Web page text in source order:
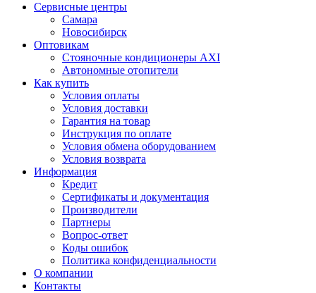
Сервисные центры
Самара
Новосибирск
Оптовикам
Стояночные кондиционеры AXI
Автономные отопители
Как купить
Условия оплаты
Условия доставки
Гарантия на товар
Инструкция по оплате
Условия обмена оборудованием
Условия возврата
Информация
Кредит
Сертификаты и документация
Производители
Партнеры
Вопрос-ответ
Коды ошибок
Политика конфиденциальности
О компании
Контакты